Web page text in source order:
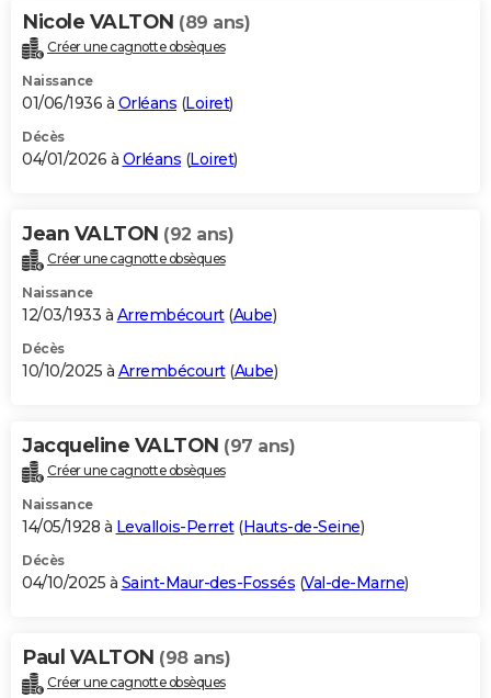
Nicole VALTON (89 ans)
Créer une cagnotte obsèques
Naissance
01/06/1936 à Orléans (Loiret)
Décès
04/01/2026 à Orléans (Loiret)
Jean VALTON (92 ans)
Créer une cagnotte obsèques
Naissance
12/03/1933 à Arrembécourt(Aube)
Décès
10/10/2025 à Arrembécourt(Aube)
Jacqueline VALTON (97 ans)
Créer une cagnotte obsèques
Naissance
14/05/1928 à Levallois-Perret(Hauts-de-Seine)
Décès
04/10/2025 à Saint-Maur-des-Fossés (Val-de-Marne)
Paul VALTON (98 ans)
Créer une cagnotte obsèques